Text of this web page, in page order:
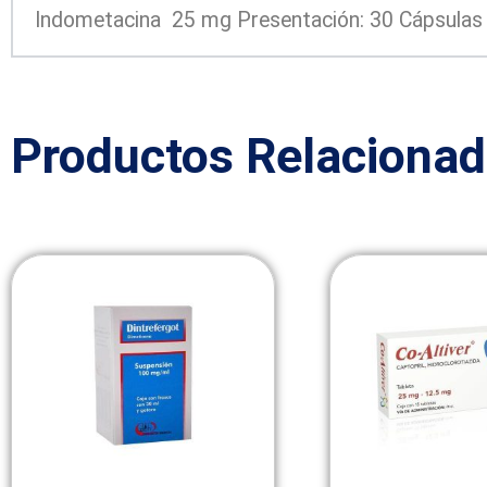
Indometacina 25 mg Presentación: 30 Cápsulas
Productos